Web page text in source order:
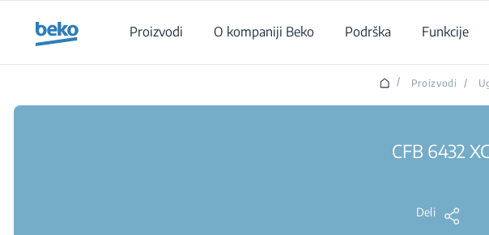
Proizvodi
O kompaniji Beko Podrška Funkcije
/ Proizvodi /
CFB 6432
Deli